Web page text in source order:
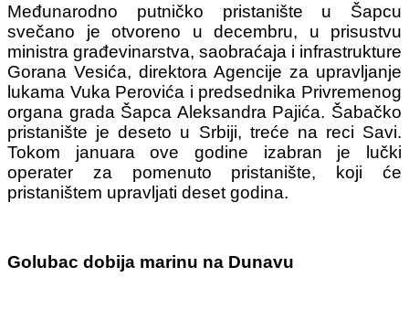
Međunarodno putničko pristanište u Šapcu
svečano je otvoreno u decembru, u prisustvu
ministra građevinarstva, saobraćaja i infrastrukture
Gorana Vesića, direktora Agencije za upravljanje
lukama Vuka Perovića i predsednika Privremenog
organa grada Šapca Aleksandra Pajića. Šabačko
pristanište je deseto u Srbiji, treće na reci Savi.
Tokom januara ove godine izabran je lučki
operater za pomenuto pristanište, koji će
pristaništem upravljati deset godina.
Golubac dobija marinu na Dunavu